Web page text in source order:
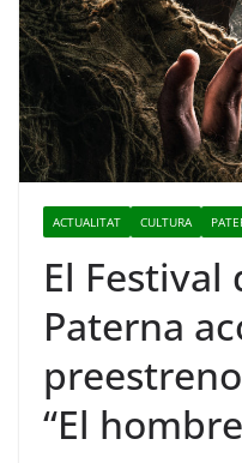
ACTUALITAT CULTURA
El Festival
Paterna
“El